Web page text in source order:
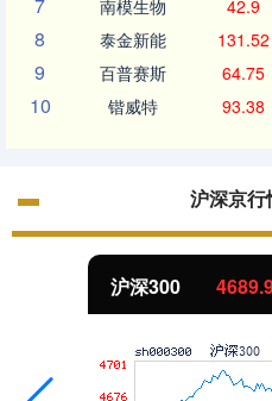
南模生物 42.9
8 泰金新能 131.52
9 百普赛斯 64.75
10 锴威特 93.38
沪深京
北证50